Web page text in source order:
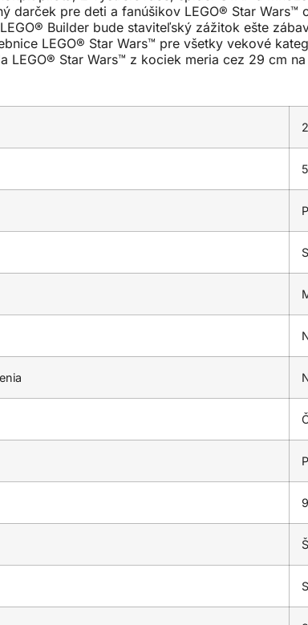
darček pre deti a fanúšikov LEGO® Star
Builder bude staviteľský zážitok ešte
LEGO® Star Wars™ pre všetky vekové
LEGO® Star Wars™ z kociek meria cez 29 cm